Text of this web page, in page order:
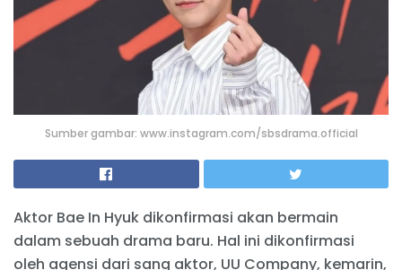
Sumber gambar: www.instagram.com/sbsdrama.official
Aktor Bae In Hyuk dikonfirmasi akan bermain
dalam sebuah drama baru. Hal ini dikonfirmasi
oleh agensi dari sang aktor, UU Company, kemarin,